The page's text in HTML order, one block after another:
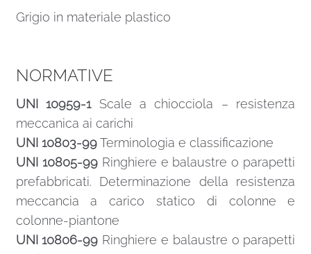
Grigio in materiale plastico
NORMATIVE
UNI 10959-1Scale a chiocciola – resistenza
meccanica ai carichi
UNI 10803-99Terminologia e classificazione
UNI 10805-99Ringhiere e balaustre o parapetti
prefabbricati. Determinazione della resistenza
meccancia a carico statico di colonne e
colonne-piantone
UNI 10806-99 Ringhiere e balaustre o parapetti